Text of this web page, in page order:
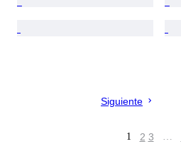
Siguiente
1 2 3 …